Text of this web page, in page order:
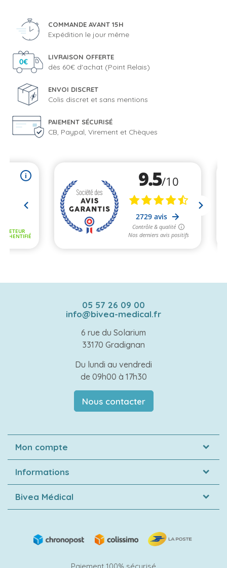
COMMANDE AVANT 15H
Expédition le jour même
LIVRAISON OFFERTE
dès 60€ d'achat (Point Relais)
ENVOI DISCRET
Colis discret et sans mentions
PAIEMENT SÉCURISÉ
CB, Paypal, Virement et Chèques
05 57 26 09 00
info@bivea-medical.fr
6 rue du Solarium
33170 Gradignan
Du lundi au vendredi
de 09h00 à 17h30
Nous contacter
Mon compte
Informations
Bivea Médical